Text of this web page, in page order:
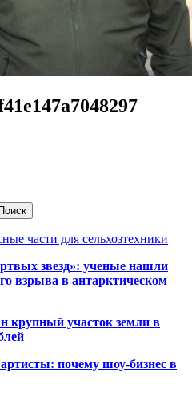
части для сельхозтехники
звезд»: ученые нашли
взрыва в антарктическом
крупный участок земли в
почему шоу-бизнес в